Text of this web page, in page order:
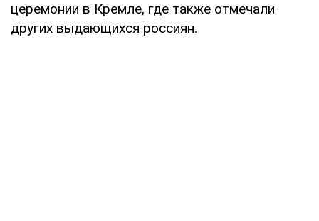
церемонии в Кремле, где также отмечали
других выдающихся россиян.